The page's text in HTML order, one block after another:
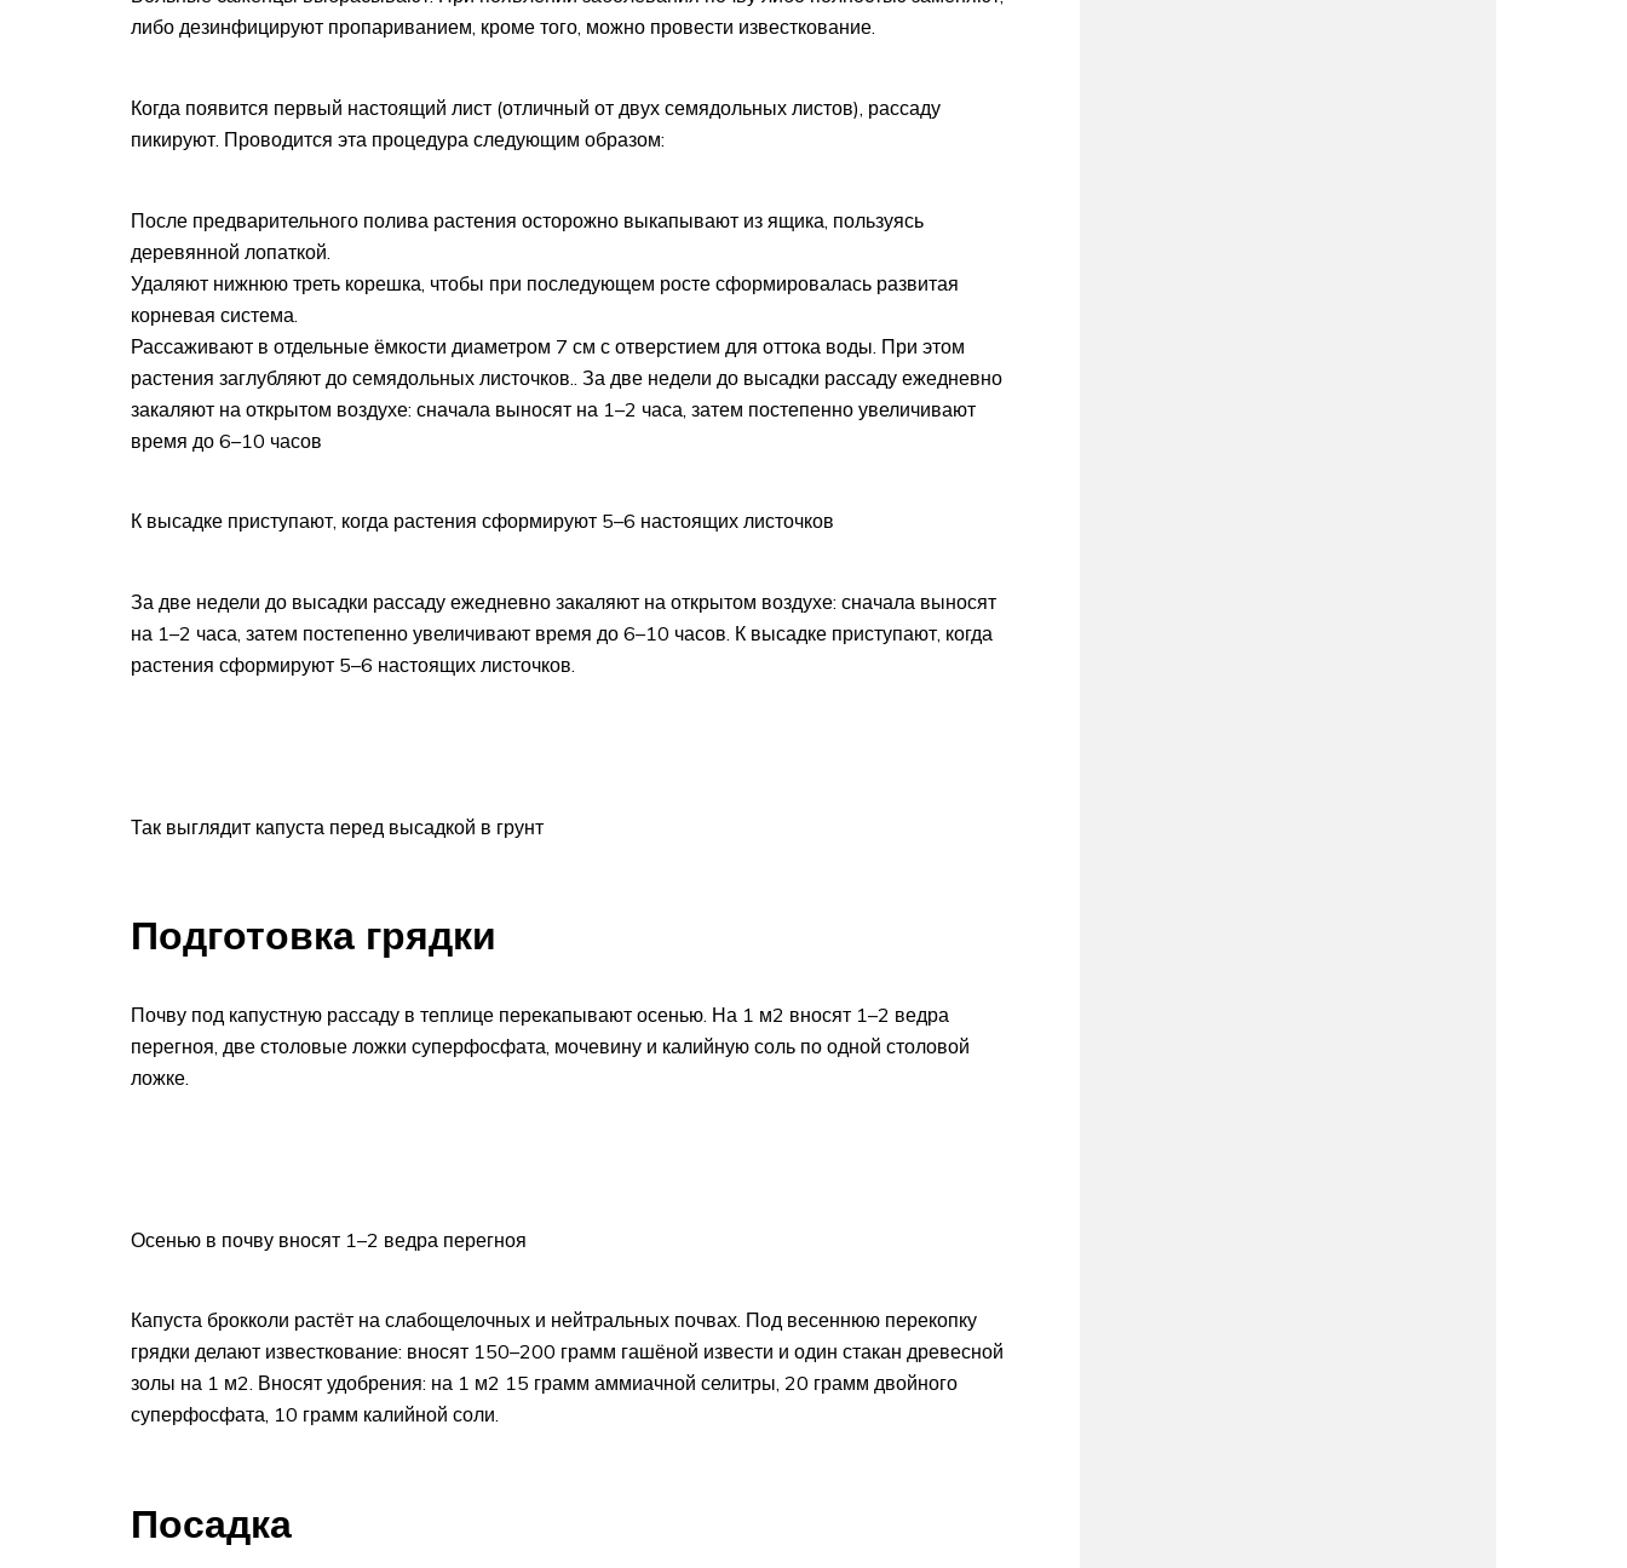
либо дезинфицируют пропариванием, кроме того, можно провести известкование.
Когда появится первый настоящий лист (отличный от двух семядольных листов), рассаду
пикируют. Проводится эта процедура следующим образом:
После предварительного полива растения осторожно выкапывают из ящика, пользуясь
деревянной лопаткой.
Удаляют нижнюю треть корешка, чтобы при последующем росте сформировалась развитая
корневая система.
Рассаживают в отдельные ёмкости диаметром 7 см с отверстием для оттока воды. При этом
растения заглубляют до семядольных листочков.. За две недели до высадки рассаду ежедневно
закаляют на открытом воздухе: сначала выносят на 1–2 часа, затем постепенно увеличивают
время до 6–10 часов
К высадке приступают, когда растения сформируют 5–6 настоящих листочков
За две недели до высадки рассаду ежедневно закаляют на открытом воздухе: сначала выносят
на 1–2 часа, затем постепенно увеличивают время до 6–10 часов. К высадке приступают, когда
растения сформируют 5–6 настоящих листочков.
Так выглядит капуста перед высадкой в грунт
Подготовка грядки
Почву под капустную рассаду в теплице перекапывают осенью. На 1 м2 вносят 1–2 ведра
перегноя, две столовые ложки суперфосфата, мочевину и калийную соль по одной столовой
ложке.
Осенью в почву вносят 1–2 ведра перегноя
Капуста брокколи растёт на слабощелочных и нейтральных почвах. Под весеннюю перекопку
грядки делают известкование: вносят 150–200 грамм гашёной извести и один стакан древесной
золы на 1 м2. Вносят удобрения: на 1 м2 15 грамм аммиачной селитры, 20 грамм двойного
суперфосфата, 10 грамм калийной соли.
Посадка